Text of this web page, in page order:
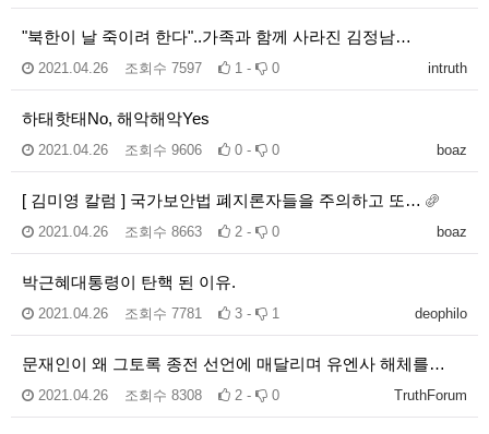
"북한이 날 죽이려 한다"..가족과 함께 사라진 김정남…
intruth
2021.04.26 조회수 7597 1 - 0
하태핫태No, 해악해악Yes
boaz
2021.04.26 조회수 9606 0 - 0
[ 김미영 칼럼 ] 국가보안법 폐지론자들을 주의하고 또…
boaz
2021.04.26 조회수 8663 2 - 0
박근혜대통령이 탄핵 된 이유.
deophilo
2021.04.26 조회수 7781 3 - 1
문재인이 왜 그토록 종전 선언에 매달리며 유엔사 해체를…
TruthForum
2021.04.26 조회수 8308 2 - 0